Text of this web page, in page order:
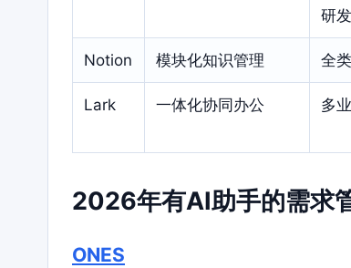
研发
Notion 模块化知识管理 全
Lark 一体化协同办公 多
2026年有AI助手的需求
ONES